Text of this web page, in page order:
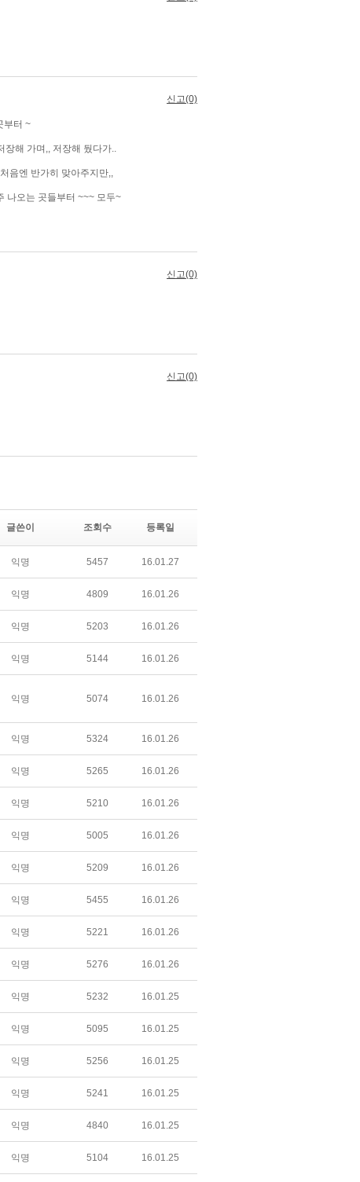
글쓴이 조회수 등록일
익명 5457 16.01.27
익명 4809 16.01.26
익명 5203 16.01.26
익명 5144 16.01.26
익명 5074 16.01.26
익명 5324 16.01.26
익명 5265 16.01.26
익명 5210 16.01.26
익명 5005 16.01.26
익명 5209 16.01.26
익명 5455 16.01.26
익명 5221 16.01.26
익명 5276 16.01.26
익명 5232 16.01.25
익명 5095 16.01.25
익명 5256 16.01.25
익명 5241 16.01.25
익명 4840 16.01.25
익명 5104 16.01.25